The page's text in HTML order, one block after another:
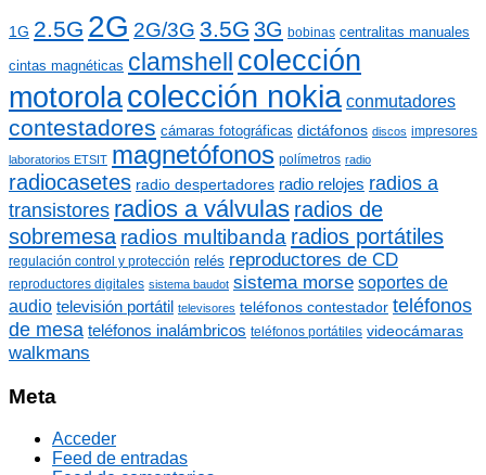
s
r1G 2.5G 2G 2G/3G 3.5G 3G bobinas centralitas manuales
cintas magnéticas clamshell
colección
motorolacolección nokia conmutadores
contestadores cámaras fotográficas dictáfonos discos impresores
laboratorios ETSIT magnetófonos polímetros radio
radiocasetes radio despertadores radio relojes radios a
transistores radios a válvulas radios de
sobremesa radios multibanda radios portátiles
regulación control y protección relés reproductores de CD
reproductores digitales sistema baudot sistema morse soportes de
audio televisión portátil televisores teléfonos contestador teléfonos
de mesa teléfonos inalámbricos teléfonos portátiles videocámaras
walkmans
Meta
Acceder
Feed de entradas